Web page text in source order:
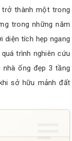
trở thành một trong
trong những năm
diện tích hẹp ngang
trình nghiên cứu
ống đẹp 3 tầng
sở hữu mảnh đất